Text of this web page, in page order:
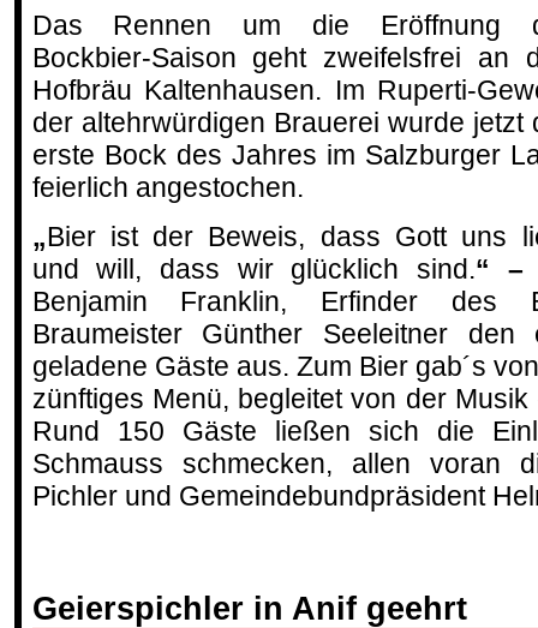
Das Rennen um die Eröffnung
Bockbier-Saison geht zweifelsfrei an
Hofbräu Kaltenhausen. Im Ruperti-
der altehrwürdigen Brauerei wurde jetzt
erste Bock des Jahres im Salzburger
feierlich angestochen.
„Bier ist der Beweis, dass Gott uns
und will, dass wir glücklich sind.“
Benjamin Franklin, Erfinder des
Braumeister Günther Seeleitner den
geladene Gäste aus. Zum Bier gab´s
zünftiges Menü, begleitet von der
Rund 150 Gäste ließen sich die
Schmauss schmecken, allen voran
Pichler und Gemeindebundpräsident
Geierspichler in Anif geehrt